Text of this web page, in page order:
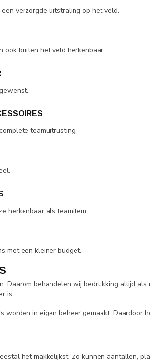
verzorgde uitstraling op het veld.
ook buiten het veld herkenbaar.
teamuitrusting.
herkenbaar als teamitem.
met een kleiner budget.
Daarom behandelen wij bedrukking altijd
is.
worden in eigen beheer gemaakt. Daardoor
het makkelijkst. Zo kunnen aantallen,